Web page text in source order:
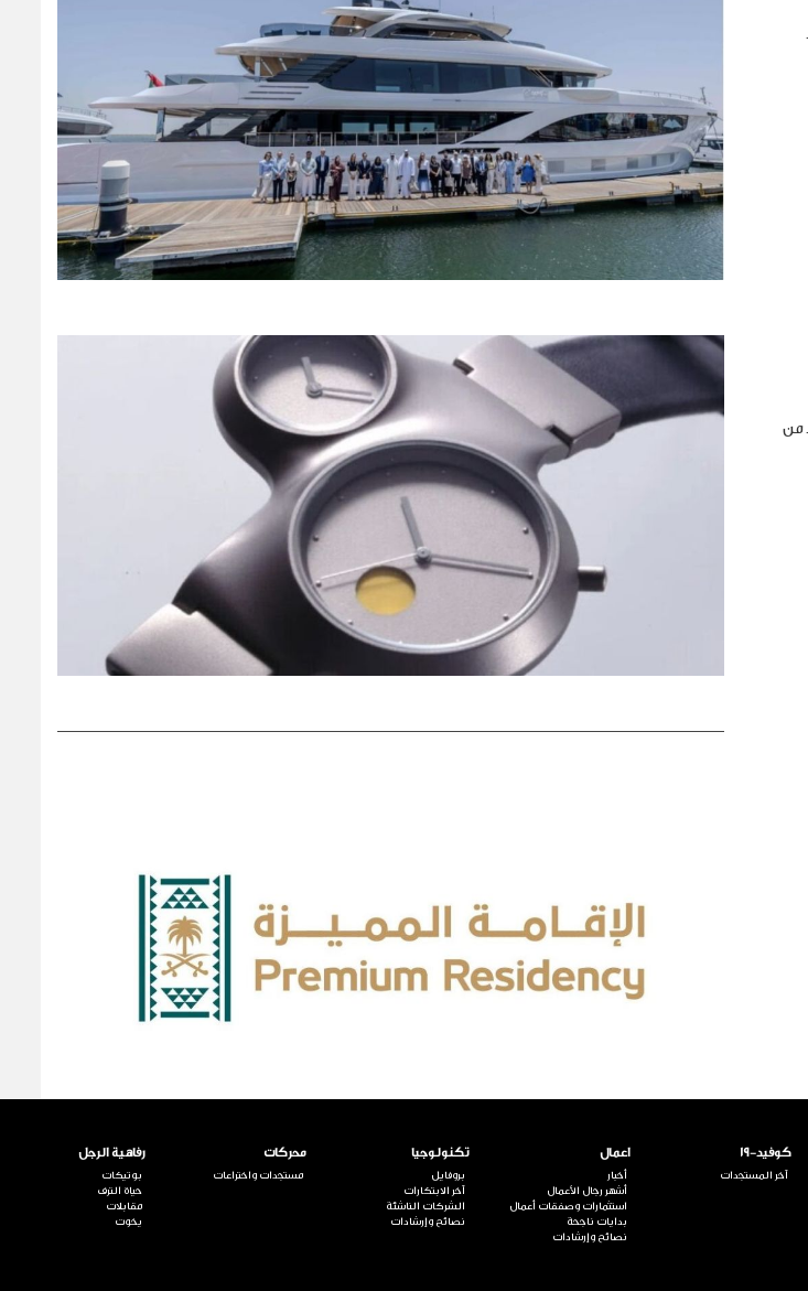
من
كوفيد-19
آخر المستجدات
اعمال
أخبار
أشهر رجال الأعمال
استثمارات وصفقات أعمال
بدايات ناجحة
نصائح وإرشادات
تكنولوجيا
بروفايل
آخر الابتكارات
الشركات الناشئة
نصائح وإرشادات
محركات
مستجدات واختراعات
رفاهية الرجل
بوتيكات
حياة الترف
مقابلات
يخوت